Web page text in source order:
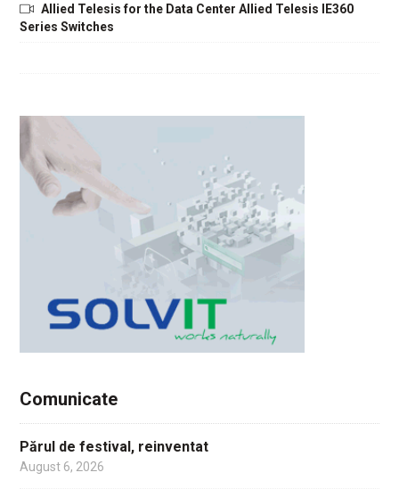
Allied Telesis for the Data Center Allied Telesis IE360
Series Switches
Comunicate
Părul de festival, reinventat
August 6, 2026